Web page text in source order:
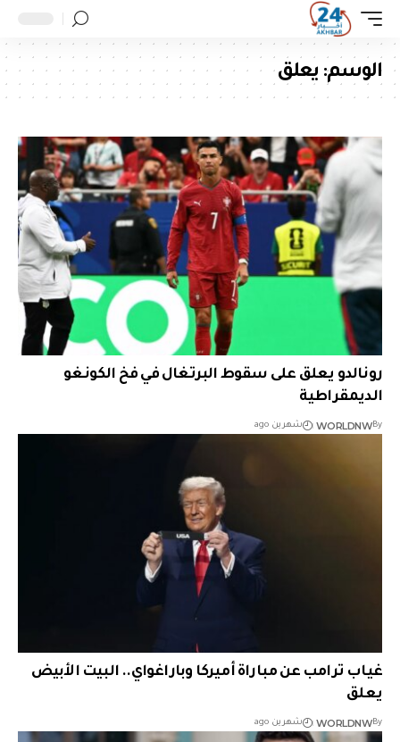
الوسم: يعلق
رونالدو يعلق على سقوط البرتغال في فخ الكونغو
الديمقراطية
By
WORLDNW شهرين ago
غياب ترامب عن مباراة أميركا وباراغواي.. البيت الأبيض
يعلق
By
WORLDNW شهرين ago